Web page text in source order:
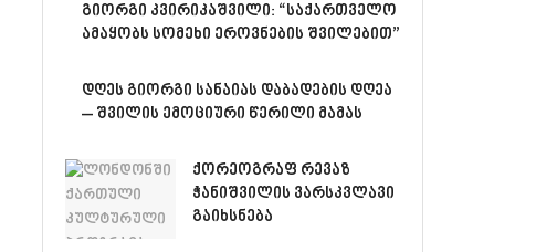
გიორგი კვირიკაშვილი: “საქართველო
ამაყობს სომეხი ეროვნების შვილებით”
დღეს გიორგი სანაიას დაბადების დღეა
– შვილის ემოციური წერილი მამას
ქორეოგრაფ რევაზ
ჭანიშვილის ვარსკვლავი
გაიხსნება